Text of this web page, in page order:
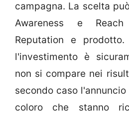
campagna. La scelta
Awareness e
Reputation e
l'investimento è
non si compare nei
secondo caso
coloro che stanno